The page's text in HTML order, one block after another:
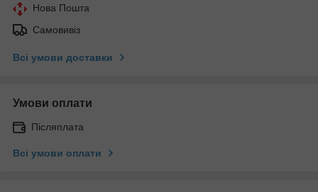
Нова Пошта
Самовивіз
Всі умови доставки
Умови оплати
Післяплата
Всі умови оплати